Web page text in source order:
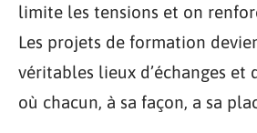
limite les tensions et on
Les projets de formation
véritables lieux d’échanges et
où chacun, à sa façon, a sa